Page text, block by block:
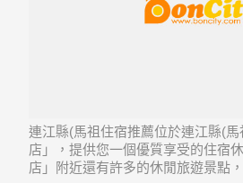
連江縣(馬祖住宿推薦位於連江縣(
店」，提供您一個優質享受的住宿
店」附近還有許多的休閒旅遊景點